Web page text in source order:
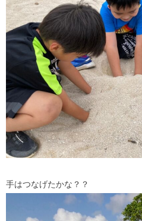
手はつなげたかな？？